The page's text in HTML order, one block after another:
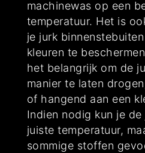
machinewas op een
temperatuur. Het is
je jurk
kleuren te
het belangrijk om de
manier te laten
of hangend aan een
Indien nodig kun je
juiste temperatuur,
sommige stoffen